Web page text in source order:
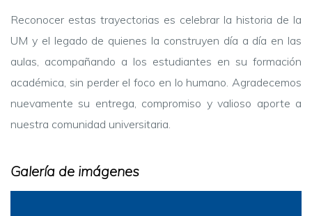
Reconocer estas trayectorias es celebrar la historia de la
UM y el legado de quienes la construyen día a día en las
aulas, acompañando a los estudiantes en su formación
académica, sin perder el foco en lo humano. Agradecemos
nuevamente su entrega, compromiso y valioso aporte a
nuestra comunidad universitaria.
Galería de imágenes